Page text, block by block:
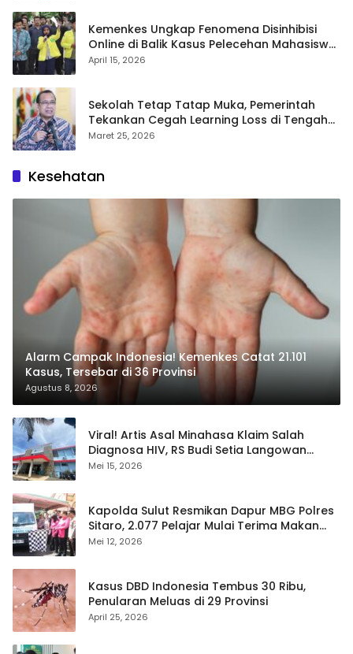
Kemenkes Ungkap Fenomena Disinhibisi
Online di Balik Kasus Pelecehan Mahasiswa
FH UI
April 15, 2026
Sekolah Tetap Tatap Muka, Pemerintah
Tekankan Cegah Learning Loss di Tengah
Krisis Global
Maret 25, 2026
Kesehatan
Alarm Campak Indonesia! Kemenkes Catat 21.101
Kasus, Tersebar di 36 Provinsi
Agustus 8, 2026
Viral! Artis Asal Minahasa Klaim Salah
Diagnosa HIV, RS Budi Setia Langowan
Disorot Publik
Mei 15, 2026
Kapolda Sulut Resmikan Dapur MBG Polres
Sitaro, 2.077 Pelajar Mulai Terima Makan
Gratis
Mei 12, 2026
Kasus DBD Indonesia Tembus 30 Ribu,
Penularan Meluas di 29 Provinsi
April 25, 2026